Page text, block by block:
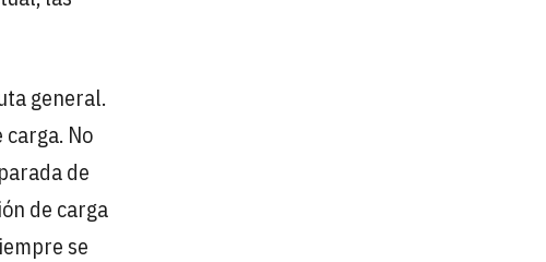
general.
No
de
de carga
se